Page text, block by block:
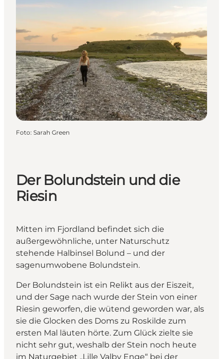
Foto: Sarah Green
Der Bolundstein und die
Riesin
Mitten im Fjordland befindet sich die
außergewöhnliche, unter Naturschutz
stehende Halbinsel Bolund – und der
sagenumwobene Bolundstein.
Der Bolundstein ist ein Relikt aus der Eiszeit,
und der Sage nach wurde der Stein von einer
Riesin geworfen, die wütend geworden war, als
sie die Glocken des Doms zu Roskilde zum
ersten Mal läuten hörte. Zum Glück zielte sie
nicht sehr gut, weshalb der Stein noch heute
im Naturgebiet „Lille Valby Enge“ bei der